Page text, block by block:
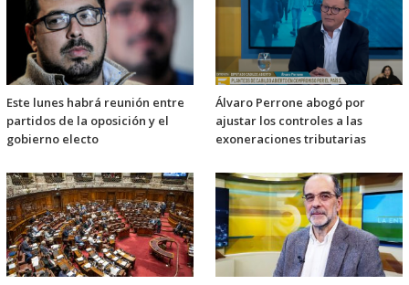
Este lunes habrá reunión entre
partidos de la oposición y el
gobierno electo
Álvaro Perrone abogó por
ajustar los controles a las
exoneraciones tributarias